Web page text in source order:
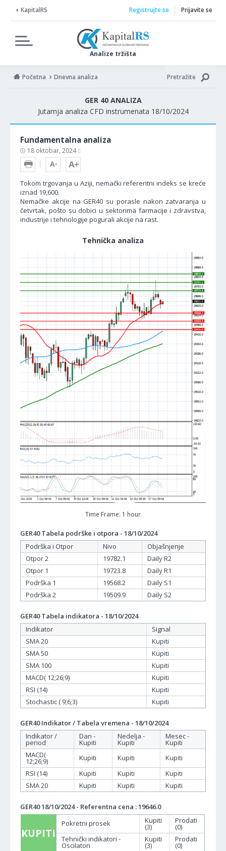
KapitalRS
Analize tržišta
Registrujte se Prijavite se
Početna Dnevna analiza Pretražite
GER 40 ANALIZA
Jutarnja analiza CFD instrumenata 18/10/2024
Fundamentalna analiza
18 oktobar, 2024
Tokom trgovanja u Aziji, nemački referentni indeks se kreće
iznad 19,600.
Nemačke akcije na GER40 su porasle nakon zatvaranja u
četvrtak, pošto su dobici u sektorima farmacije i zdravstva,
industrije i tehnologije pogurali akcije na rast.
Tehnička analiza
Time Frame: 1 hour
GER40 Tabela podrške i otpora - 18/10/2024
Podrška i Otpor
Nivo
Objašnjenje
Otpor 2
19782.1
Daily R2
Otpor 1
19723.8
Daily R1
Podrška 1
19568.2
Daily S1
Podrška 2
19509.9 Daily S2
GER40 Tabela indikatora - 18/10/2024
Indikator
Signal
SMA 20
Kupiti
SMA 50
Kupiti
SMA 100
Kupiti
MACD( 12;26;9)
Kupiti
RSI (14)
Kupiti
Stochastic ( 9;6;3)
Kupiti
GER40 Indikator / Tabela vremena - 18/10/2024
Indikator /
period
Dan -
Kupiti
Nedelja -
Kupiti
Mesec -
Kupiti
MACD(
12;26;9) Kupiti Kupiti
Kupiti
RSI (14)
Kupiti Kupiti
Kupiti
SMA 20
Kupiti Kupiti Kupiti
GER40 18/10/2024 - Referentna cena : 19646.0
KUPITI
Pokretni prosek Kupiti
(3)
Prodati
(0)
Tehnički indikatori -
Oscilatori
Kupiti
(3)
Prodati
(0)